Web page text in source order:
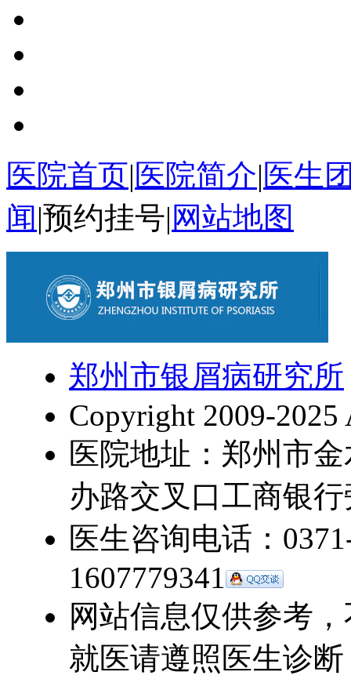
医院首页|医院简介|医生
闻|预约挂号| 网站地图
郑州市银屑病研究所
Copyright 2009-2025
医院地址：郑州市
办路交叉口工商银
医生咨询电话：
1607779341
网站信息仅供参考
就医请遵照医生诊断